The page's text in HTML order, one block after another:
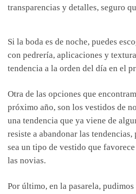
transparencias y detalles, seguro
Si la boda es de noche, puedes
con pedrería, aplicaciones y
tendencia a la orden del día en el
Otra de las opciones que
próximo año, son los vestidos de
una tendencia que ya viene de
resiste a abandonar las
sea un tipo de vestido que
las novias.
Por último, en la pasarela, pudimos